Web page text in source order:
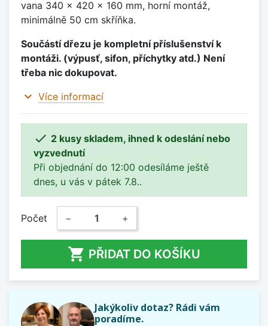
vana 340 x 420 x 160 mm, horní montáž,
minimálně 50 cm skříňka.
Součástí dřezu je kompletní příslušenství k
montáži. (výpusť, sifon, příchytky atd.) Není
třeba nic dokupovat.
expand_more Více informací
 2 kusy skladem, ihned k odeslání nebo
vyzvednutí
Při objednání do 12:00 odesíláme ještě
dnes, u vás v pátek 7.8..
Počet − +
 PŘIDAT DO KOŠÍKU
Jakýkoliv dotaz? Rádi vám
poradíme.